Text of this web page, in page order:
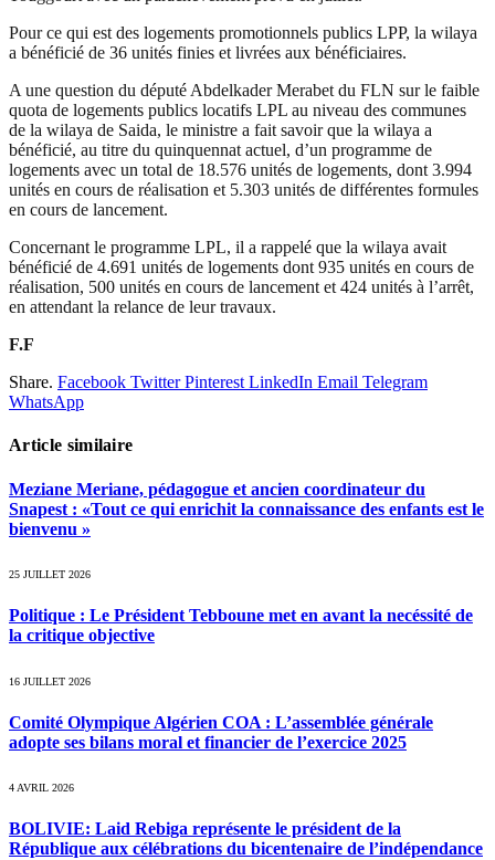
Pour ce qui est des logements promotionnels publics LPP, la wilaya
a bénéficié de 36 unités finies et livrées aux bénéficiaires.
A une question du député Abdelkader Merabet du FLN sur le faible
quota de logements publics locatifs LPL au niveau des communes
de la wilaya de Saida, le ministre a fait savoir que la wilaya a
bénéficié, au titre du quinquennat actuel, d’un programme de
logements avec un total de 18.576 unités de logements, dont 3.994
unités en cours de réalisation et 5.303 unités de différentes formules
en cours de lancement.
Concernant le programme LPL, il a rappelé que la wilaya avait
bénéficié de 4.691 unités de logements dont 935 unités en cours de
réalisation, 500 unités en cours de lancement et 424 unités à l’arrêt,
en attendant la relance de leur travaux.
F.F
Share. Facebook Twitter Pinterest LinkedIn Email Telegram
WhatsApp
Article similaire
Meziane Meriane, pédagogue et ancien coordinateur du
Snapest : «Tout ce qui enrichit la connaissance des enfants est le
bienvenu »
25 JUILLET 2026
Politique : Le Président Tebboune met en avant la necéssité de
la critique objective
16 JUILLET 2026
Comité Olympique Algérien COA : L’assemblée générale
adopte ses bilans moral et financier de l’exercice 2025
4 AVRIL 2026
BOLIVIE: Laid Rebiga représente le président de la
République aux célébrations du bicentenaire de l’indépendance